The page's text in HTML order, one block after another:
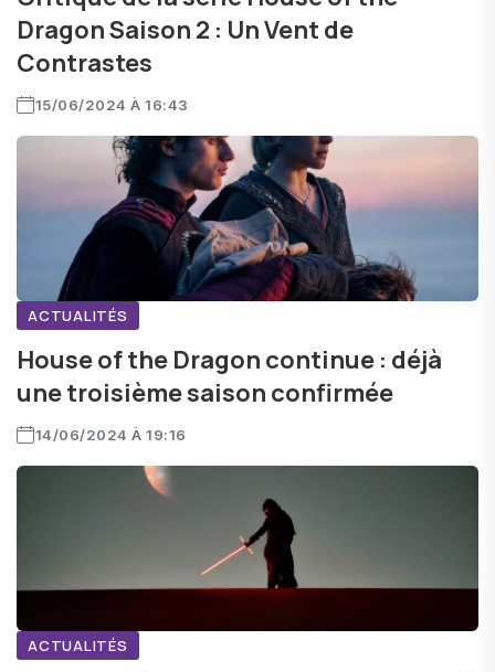
Dragon Saison 2 : Un Vent de
Contrastes
15/06/2024 À 16:43
ACTUALITÉS
House of the Dragon continue : déjà
une troisième saison confirmée
14/06/2024 À 19:16
ACTUALITÉS